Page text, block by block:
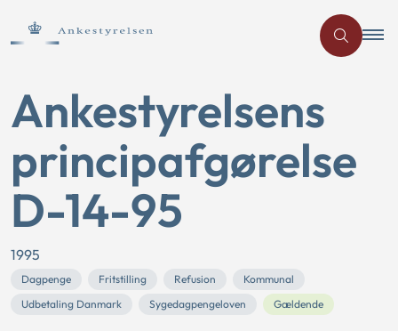
Ankestyrelsens
principafgørelse
D-14-95
1995
Dagpenge Fritstilling Refusion
Kommunal
Udbetaling Danmark
Sygedagpengeloven Gældende